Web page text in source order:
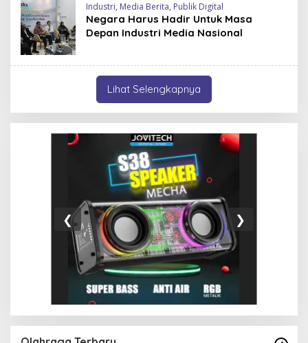
Industri, Media Berita, Publik Digital
Negara Harus Hadir Untuk Masa
Depan Industri Media Nasional
Lihat Selengkapnya
❮ ❯